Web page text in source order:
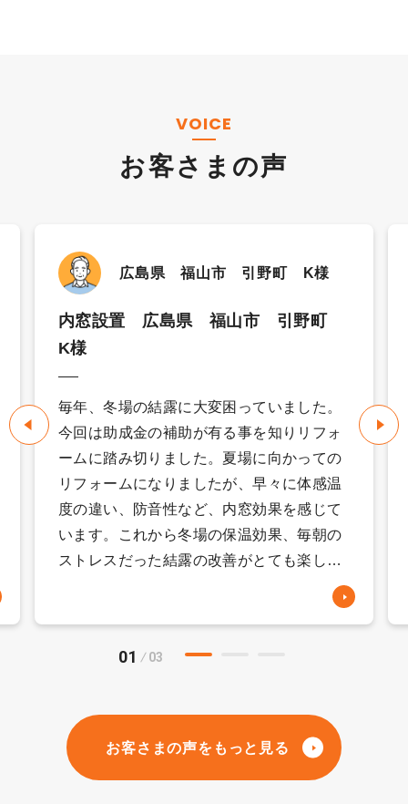
VOICE
お客さまの声
広島県 福山市 引野町 K様
内窓設置 広島県 福山市 引野町
K様
毎年、冬場の結露に大変困っていました。
今回は助成金の補助が有る事を知りリフォ
ームに踏み切りました。夏場に向かっての
リフォームになりましたが、早々に体感温
度の違い、防音性など、内窓効果を感じて
います。これから冬場の保温効果、毎朝の
ストレスだった結露の改善がとても楽しみ
です。そして、リフォームをお願いしてか
ら事前の打ち合わせ、見積もりも早々に提
したが「こちらの窓の結露が気になるかも
3ヵ所に変更しました。後に後悔しない為
にも、何気ない会話の中でのこちらの知り
得ないアドバイスを頂けると助かります。
01 03
お客さまの声をもっと見る